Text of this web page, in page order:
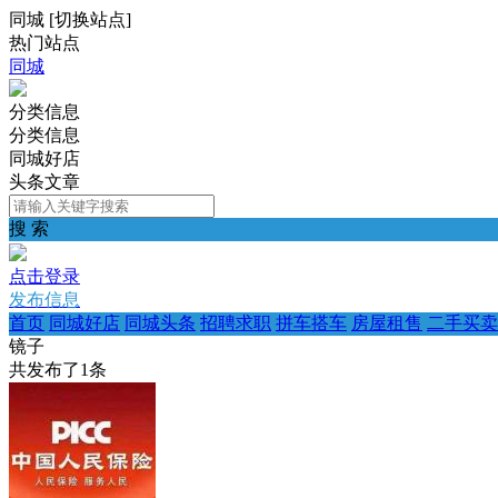
同城 [切换站点]
热门站点
同城
分类信息
分类信息
同城好店
头条文章
搜 索
点击登录
发布信息
首页 同城好店 同城头条 招聘求职 拼车搭车 房屋租售 二手买卖
镜子
共发布了1条